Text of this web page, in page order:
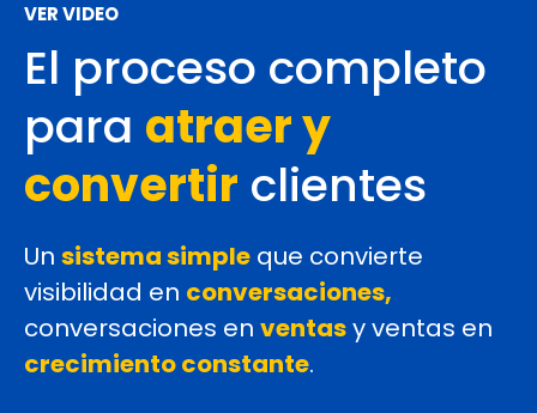
VER VIDEO
El proceso completo
para atraer y
convertir clientes
Un sistema simple que convierte
visibilidad en conversaciones,
conversaciones en ventasyventas en
crecimiento constante.